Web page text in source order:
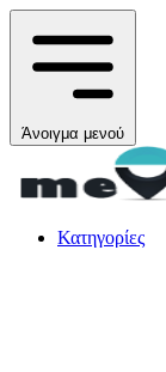
Άνοιγμα μενού
Κατηγορίες